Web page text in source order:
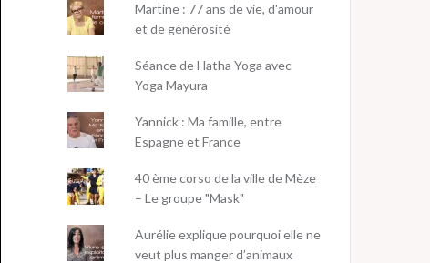
Martine : 77 ans de vie, d'amour
et de générosité
Séance de Hatha Yoga avec
Yoga Mayura
Yannick : Ma famille, entre
Espagne et France
40 ème corso de la ville de Mèze
– Le groupe "Mask"
Aurélie explique pourquoi elle ne
veut plus manger d’animaux